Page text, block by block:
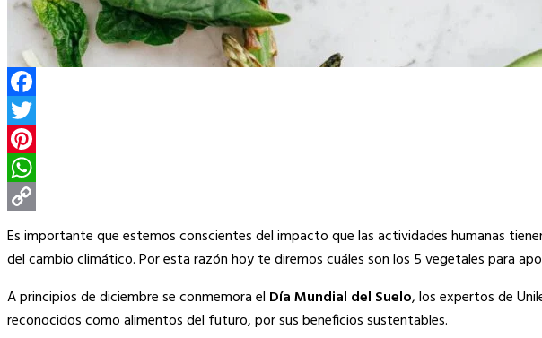
Facebook
Twitter
Pinterest
WhatsApp
Copy
Link
Es importante que estemos conscientes del impacto que las actividades humanas
del cambio climático. Por esta razón hoy te diremos cuáles son los 5 vegetales para
A principios de diciembre se conmemora el Día Mundial del Suelo, los expertos de
reconocidos como alimentos del futuro, por sus beneficios sustentables.